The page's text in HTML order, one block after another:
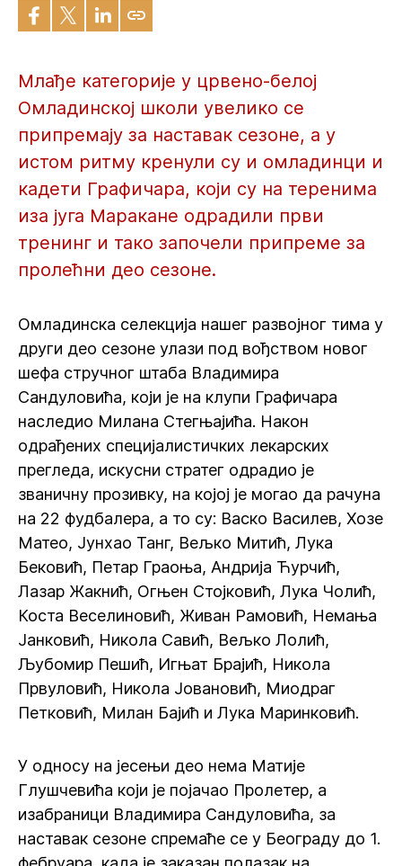
Млађе категорије у црвено-белој
Омладинској школи увелико се
припремају за наставак сезоне, а у
истом ритму кренули су и омладинци и
кадети Графичара, који су на теренима
иза југа Маракане одрадили први
тренинг и тако започели припреме за
пролећни део сезоне.
Омладинска селекција нашег развојног тима у
други део сезоне улази под вођством новог
шефа стручног штаба Владимира
Сандуловића, који је на клупи Графичара
наследио Милана Стегњајића. Након
одрађених специјалистичких лекарских
прегледа, искусни стратег одрадио је
званичну прозивку, на којој је могао да рачуна
на 22 фудбалера, а то су: Васко Василев, Хозе
Матео, Јунхао Танг, Вељко Митић, Лука
Бековић, Петар Граоња, Андрија Ћурчић,
Лазар Жакнић, Огњен Стојковић, Лука Чолић,
Коста Веселиновић, Живан Рамовић, Немања
Јанковић, Никола Савић, Вељко Лолић,
Љубомир Пешић, Игњат Брајић, Никола
Првуловић, Никола Јовановић, Миодраг
Петковић, Милан Бајић и Лука Маринковић.
У односу на јесењи део нема Матије
Глушчевића који је појачао Пролетер, а
изабраници Владимира Сандуловића, за
наставак сезоне спремаће се у Београду до 1.